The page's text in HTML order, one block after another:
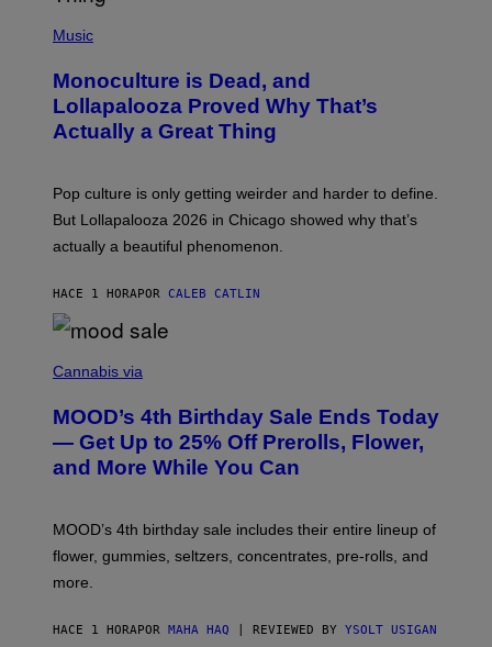
R
E
F
R
N
P
T
O
V
I
M
O
I
)
Music
Monoculture is Dead, and
Lollapalooza Proved Why That’s
Actually a Great Thing
Pop culture is only getting weirder and harder to define.
But Lollapalooza 2026 in Chicago showed why that’s
actually a beautiful phenomenon.
HACE 1 HORAPOR CALEB CATLIN
O
T
Y
O
O
Cannabis via
MOOD’s 4th Birthday Sale Ends Today
— Get Up to 25% Off Prerolls, Flower,
and More While You Can
MOOD’s 4th birthday sale includes their entire lineup of
flower, gummies, seltzers, concentrates, pre-rolls, and
more.
HACE 1 HORAPOR MAHA HAQ | REVIEWED BY YSOLT USIGAN